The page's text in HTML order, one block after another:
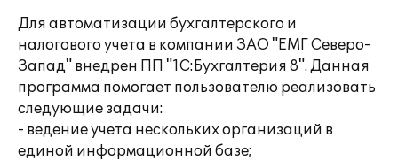
Для автоматизации бухгалтерского и
налогового учета в компании ЗАО "ЕМГ Северо-
Запад" внедрен ПП "1С:Бухгалтерия 8". Данная
программа помогает пользователю реализовать
следующие задачи:
- ведение учета нескольких организаций в
единой информационной базе;